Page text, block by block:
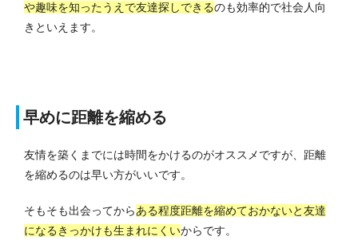
や趣味を知ったうえで友達探しできるのも効率的で社会人向
きといえます。
早めに距離を縮める
友情を築くまでには時間をかけるのがオススメですが、距離
を縮めるのは早い方がいいです。
そもそも出会ってからある程度距離を縮めておかないと友達
になるきっかけも生まれにくいからです。